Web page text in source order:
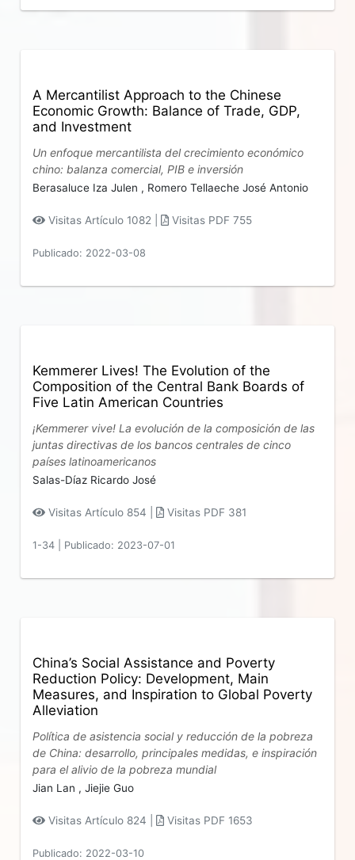
A Mercantilist Approach to the Chinese
Economic Growth: Balance of Trade, GDP,
and Investment
Un enfoque mercantilista del crecimiento económico
chino: balanza comercial, PIB e inversión
Berasaluce Iza Julen , Romero Tellaeche José Antonio
Visitas Artículo 1082 | Visitas PDF 755
Publicado: 2022-03-08
Kemmerer Lives! The Evolution of the
Composition of the Central Bank Boards of
Five Latin American Countries
¡Kemmerer vive! La evolución de la composición de las
juntas directivas de los bancos centrales de cinco
países latinoamericanos
Salas-Díaz Ricardo José
Visitas Artículo 854 | Visitas PDF 381
1-34 Publicado: 2023-07-01
China’s Social Assistance and Poverty
Reduction Policy: Development, Main
Measures, and Inspiration to Global Poverty
Alleviation
Política de asistencia social y reducción de la pobreza
de China: desarrollo, principales medidas, e inspiración
para el alivio de la pobreza mundial
Jian Lan ,Jiejie Guo
Visitas Artículo 824 | Visitas PDF 1653
Publicado: 2022-03-10